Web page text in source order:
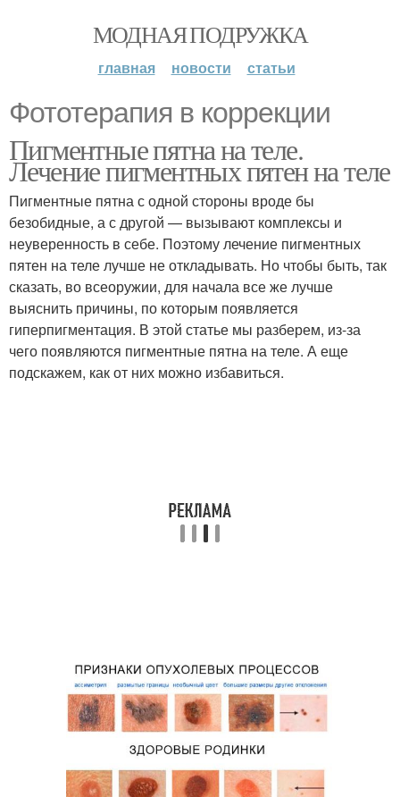
МОДНАЯ ПОДРУЖКА
главная новости статьи
Фототерапия в коррекции
Пигментные пятна на теле.
Лечение пигментных пятен на теле
Пигментные пятна с одной стороны вроде бы
безобидные, а с другой — вызывают комплексы и
неуверенность в себе. Поэтому лечение пигментных
пятен на теле лучше не откладывать. Но чтобы быть, так
сказать, во всеоружии, для начала все же лучше
выяснить причины, по которым появляется
гиперпигментация. В этой статье мы разберем, из-за
чего появляются пигментные пятна на теле. А еще
подскажем, как от них можно избавиться.